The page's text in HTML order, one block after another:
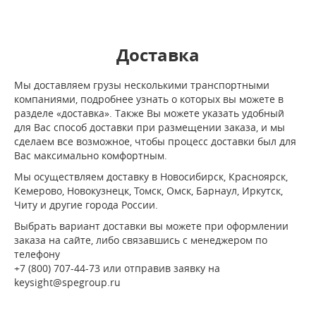
Доставка
Мы доставляем грузы несколькими транспортными
компаниями, подробнее узнать о которых вы можете в
разделе «доставка». Также Вы можете указать удобный
для Вас способ доставки при размещении заказа, и мы
сделаем все возможное, чтобы процесс доставки был для
Вас максимально комфортным.
Мы осуществляем доставку в Новосибирск, Красноярск,
Кемерово, Новокузнецк, Томск, Омск, Барнаул, Иркутск,
Читу и другие города России.
Выбрать вариант доставки вы можете при оформлении
заказа на сайте, либо связавшись с менеджером по
телефону
+7 (800) 707-44-73 или отправив заявку на
keysight@spegroup.ru